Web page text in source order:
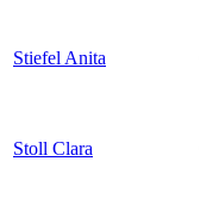
Stiefel Anita
Stoll Clara